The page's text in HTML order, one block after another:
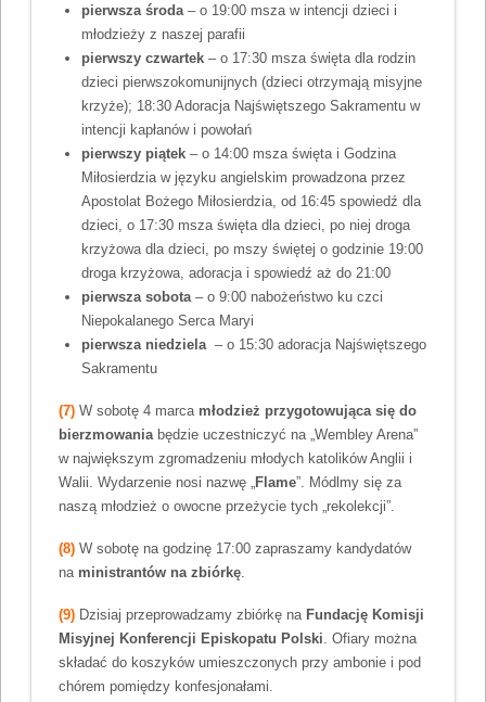
pierwsza środa – o 19:00 msza w intencji dzieci i
młodzieży z naszej parafii
pierwszy czwartek – o 17:30 msza święta dla rodzin
dzieci pierwszokomunijnych (dzieci otrzymają misyjne
krzyże); 18:30 Adoracja Najświętszego Sakramentu w
intencji kapłanów i powołań
pierwszy piątek – o 14:00 msza święta i Godzina
Miłosierdzia w języku angielskim prowadzona przez
Apostolat Bożego Miłosierdzia, od 16:45 spowiedź dla
dzieci, o 17:30 msza święta dla dzieci, po niej droga
krzyżowa dla dzieci, po mszy świętej o godzinie 19:00
droga krzyżowa, adoracja i spowiedź aż do 21:00
pierwsza sobota – o 9:00 nabożeństwo ku czci
Niepokalanego Serca Maryi
pierwsza niedziela – o 15:30 adoracja Najświętszego
Sakramentu
(7) W sobotę 4 marca młodzież przygotowująca się do
bierzmowaniabędzie uczestniczyć na „Wembley Arena”
w największym zgromadzeniu młodych katolików Anglii i
Walii. Wydarzenie nosi nazwę „
Flame”. Módlmy się za
naszą młodzież o owocne przeżycie tych „rekolekcji”.
(8) W sobotę na godzinę 17:00 zapraszamy kandydatów
na ministrantów na zbiórkę.
(9) Dzisiaj przeprowadzamy zbiórkę na Fundację Komisji
Misyjnej Konferencji Episkopatu Polski . Ofiary można
składać do koszyków umieszczonych przy ambonie i pod
chórem pomiędzy konfesjonałami.